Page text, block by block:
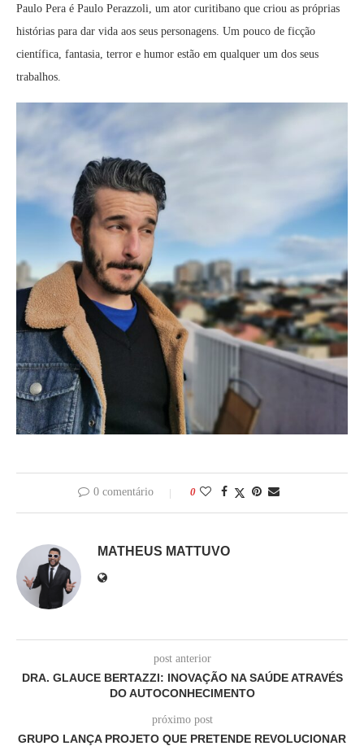
Paulo Pera é Paulo Perazzoli, um ator curitibano que criou as próprias
histórias para dar vida aos seus personagens. Um pouco de ficção
científica, fantasia, terror e humor estão em qualquer um dos seus
trabalhos.
0 comentário 0
MATHEUS MATTUVO
post anterior
DRA. GLAUCE BERTAZZI: INOVAÇÃO NA SAÚDE ATRAVÉS
DO AUTOCONHECIMENTO
próximo post
GRUPO LANÇA PROJETO QUE PRETENDE REVOLUCIONAR